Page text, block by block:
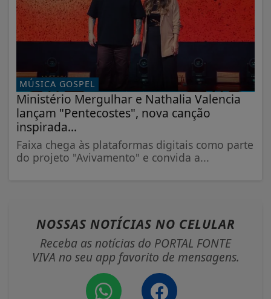
MÚSICA GOSPEL
Ministério Mergulhar e Nathalia Valencia
lançam "Pentecostes", nova canção
inspirada...
Faixa chega às plataformas digitais como parte
do projeto "Avivamento" e convida a...
NOSSAS NOTÍCIAS NO CELULAR
Receba as notícias do PORTAL FONTE
VIVA no seu app favorito de mensagens.